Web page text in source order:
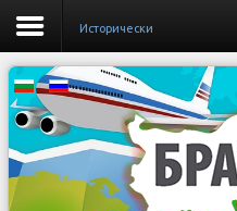
Исторически